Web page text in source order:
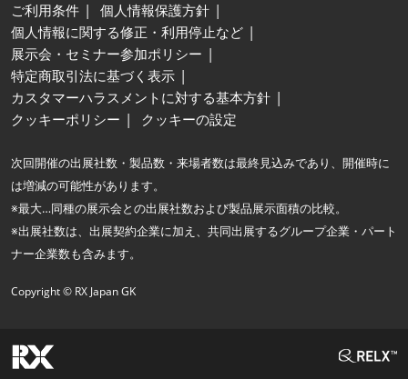
ご利用条件
個人情報保護方針
個人情報に関する修正・利用停止など
展示会・セミナー参加ポリシー
特定商取引法に基づく表示
カスタマーハラスメントに対する基本方針
クッキーポリシー
クッキーの設定
次回開催の出展社数・製品数・来場者数は最終見込みであり、開催時に
は増減の可能性があります。
※最大…同種の展示会との出展社数および製品展示面積の比較。
※出展社数は、出展契約企業に加え、共同出展するグループ企業・パート
ナー企業数も含みます。
Copyright © RX Japan GK